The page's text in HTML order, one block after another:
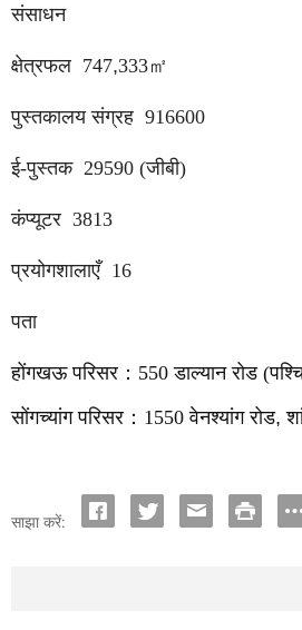
संसाधन
क्षेत्रफल 747,333㎡
पुस्तकालय संग्रह 916600
ई-पुस्तक 29590 (जीबी)
कंप्यूटर 3813
प्रयोगशालाएँ 16
पता
होंगखऊ परिसर ： 550 डाल्यान रोड
सोंगच्यांग परिसर ： 1550 वेनश्यांग रोड,
साझा करें: